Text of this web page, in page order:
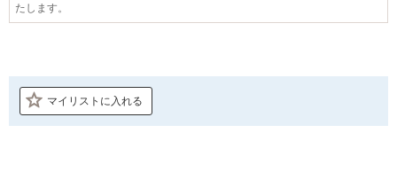
たします。
マイリストに入れる